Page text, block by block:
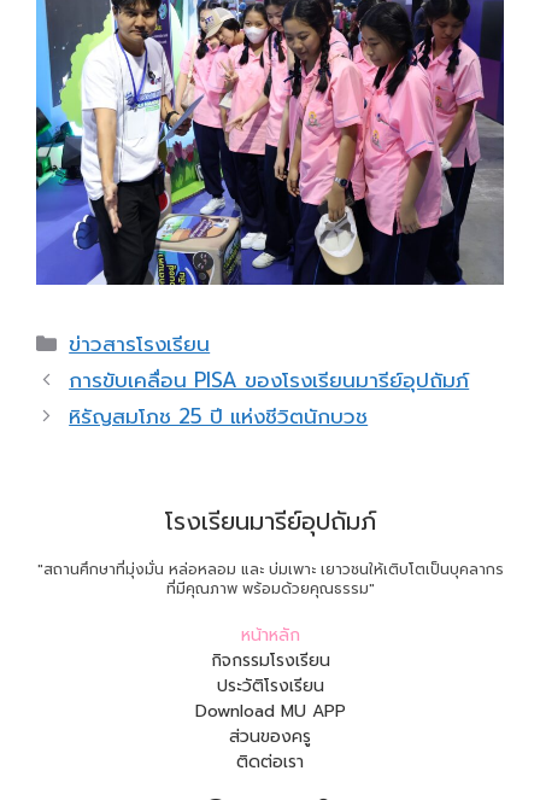
Categories
ข่าวสารโรงเรียน
การขับเคลื่อน PISA ของโรงเรียนมารีย์อุปถัมภ์
หิรัญสมโภช 25 ปี แห่งชีวิตนักบวช
โรงเรียนมารีย์อุปถัมภ์
"สถานศึกษาที่มุ่งมั่น หล่อหลอม และ บ่มเพาะ เยาวชนให้เติบโตเป็นบุคลากร
ที่มีคุณภาพ พร้อมด้วยคุณธรรม"
หน้าหลัก
กิจกรรมโรงเรียน
ประวัติโรงเรียน
Download MU APP
ส่วนของครู
ติดต่อเรา